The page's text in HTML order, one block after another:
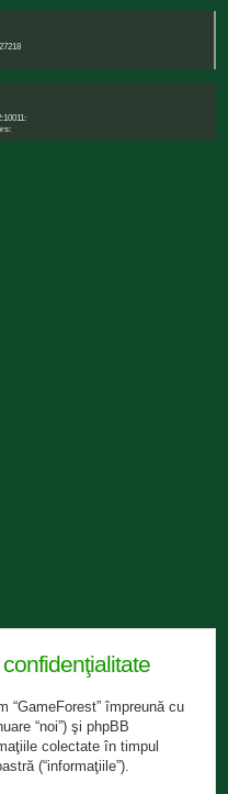
“GameForest” împreună cu
“noi”) şi phpBB
colectate în timpul
(“informaţiile”).